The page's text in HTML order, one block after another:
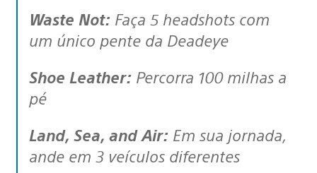
Waste Not: Faça 5 headshots com
um único pente da Deadeye
Shoe Leather: Percorra 100 milhas a
pé
Land, Sea, and Air: Em sua jornada,
ande em 3 veículos diferentes